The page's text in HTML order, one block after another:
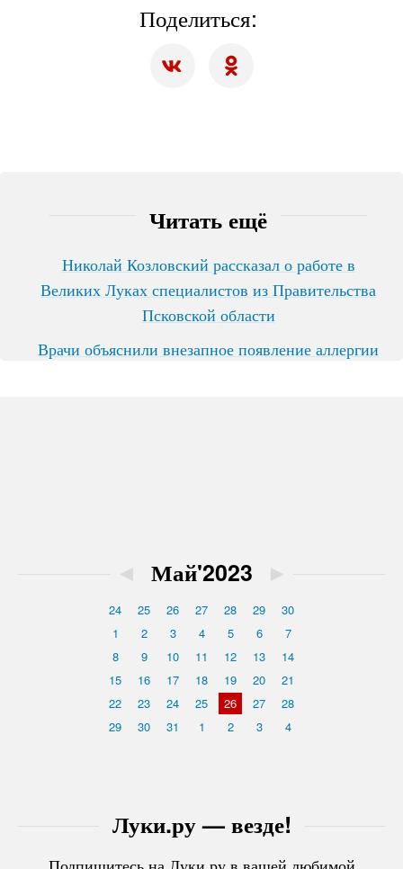
Поделиться:
Читать ещё
Николай Козловский рассказал о работе в
Великих Луках специалистов из Правительства
Псковской области
Врачи объяснили внезапное появление аллергии
Луки.ру — везде!
Подпишитесь на Луки.ру в вашей любимой
◄ Май'2023 ►
24 25 26 27 28 29
30
1
2 3 4 5 6
7
8
9 10 11 12 13
14
15
16 17 18 19 20
21
22
23 24 25 26 27
28
29
30 31 1 2 3 4